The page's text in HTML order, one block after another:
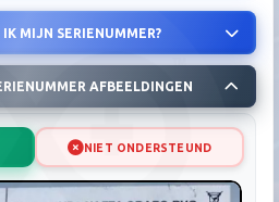
MIJN SERIENUMMER?
AFBEELDINGEN
NIET ONDERSTEUND